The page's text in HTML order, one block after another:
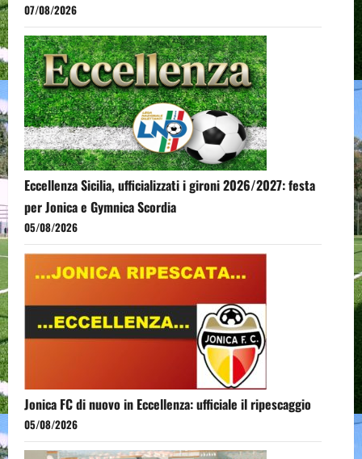
07/08/2026
Eccellenza Sicilia, ufficializzati i gironi 2026/2027: festa
per Jonica e Gymnica Scordia
05/08/2026
Jonica FC di nuovo in Eccellenza: ufficiale il ripescaggio
05/08/2026